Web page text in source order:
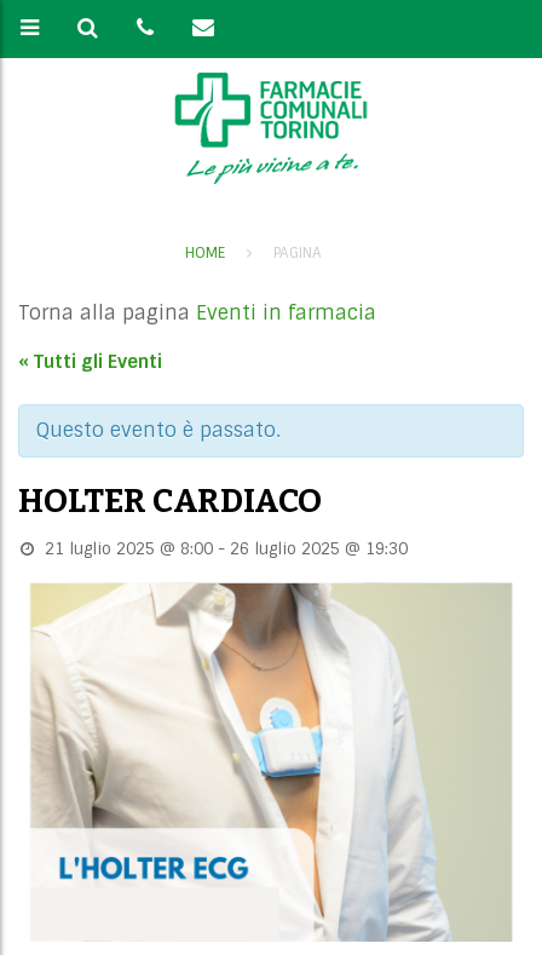
HOME PAGINA
Torna alla pagina Eventi in farmacia
« Tutti gli Eventi
Questo evento è passato.
HOLTER CARDIACO
21 luglio 2025 @ 8:00 - 26 luglio 2025 @ 19:30